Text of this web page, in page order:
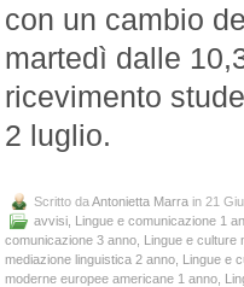
con un cambio
martedì dalle
ricevimento
2 luglio.
Scritto daAntonietta Marra in 21
avvisi Lingue e comunicazione 1
comunicazione 3 anno Lingue e culture
mediazione linguistica 2 anno Lingue e
moderne europee americane 1 anno